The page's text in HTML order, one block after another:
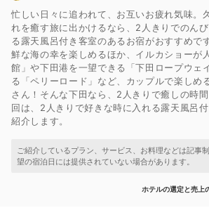
忙しい日々に追われて、お互いお疲れ気味。
れを癒す旅に出かけるなら、2人きりでのん
る露天風呂付き客室のあるお宿がおすすめで
鮮な海の幸を楽しめるほか、イルカショーが
館」や下田港を一望できる「下田ロープウェ
る「ペリーロード」など、カップルで楽しめ
さん！そんな下田なら、2人きりで癒しの時
回は、2人きりで好きな時に入れる露天風呂
紹介します。
ホテルの選定と売上